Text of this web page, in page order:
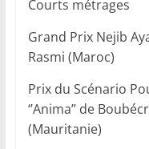
Courts métrages
Grand Prix Nejib
Rasmi (Maroc)
Prix du Scénario
‘’Anima’’ de
(Mauritanie)